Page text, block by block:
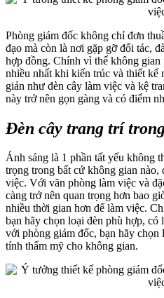
Phòng giám đốc không chỉ đơn
đạo mà còn là nơi gặp gỡ đối tác,
hợp đồng. Chính vì thế không
nhiều nhất khi kiến trúc và thiết kế
giản như đèn cây làm việc và kệ
này trở nên gọn gàng và có điểm
Đèn cây trang trí
Ánh sáng là 1 phần tất yếu không
trọng trong bất cứ không gian nào,
việc. Với văn phòng làm việc và
càng trở nên quan trọng hơn bao
nhiều thời gian hơn để làm việc.
bạn hãy chọn loại đèn phù hợp,
với phòng giám đốc, bạn hãy chọn
tính thẩm mỹ cho không gian.